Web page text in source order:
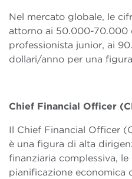
Nel mercato globale, le
attorno ai 50.000-70.000
professionista junior, ai
dollari/anno per una
Chief Financial Officer
Il Chief Financial Officer
è una figura di alta
finanziaria complessiva,
pianificazione economica